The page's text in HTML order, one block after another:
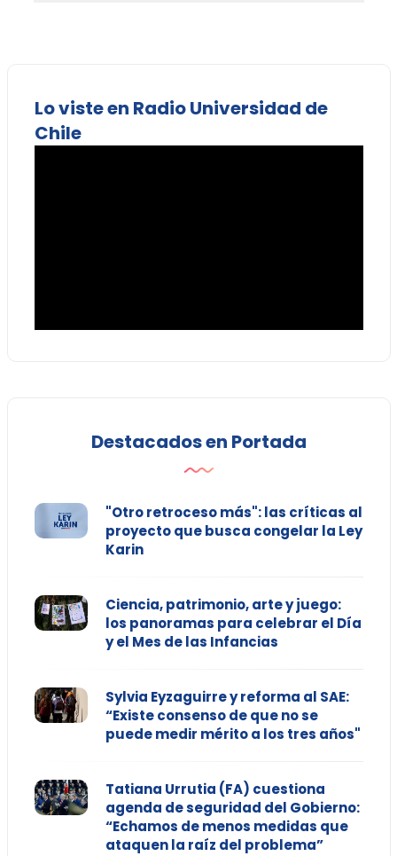
Lo viste en Radio Universidad de
Chile
Destacados en Portada
"Otro retroceso más": las críticas al
proyecto que busca congelar la Ley
Karin
Ciencia, patrimonio, arte y juego:
los panoramas para celebrar el Día
y el Mes de las Infancias
Sylvia Eyzaguirre y reforma al SAE:
“Existe consenso de que no se
puede medir mérito a los tres años"
Tatiana Urrutia (FA) cuestiona
agenda de seguridad del Gobierno:
“Echamos de menos medidas que
ataquen la raíz del problema”